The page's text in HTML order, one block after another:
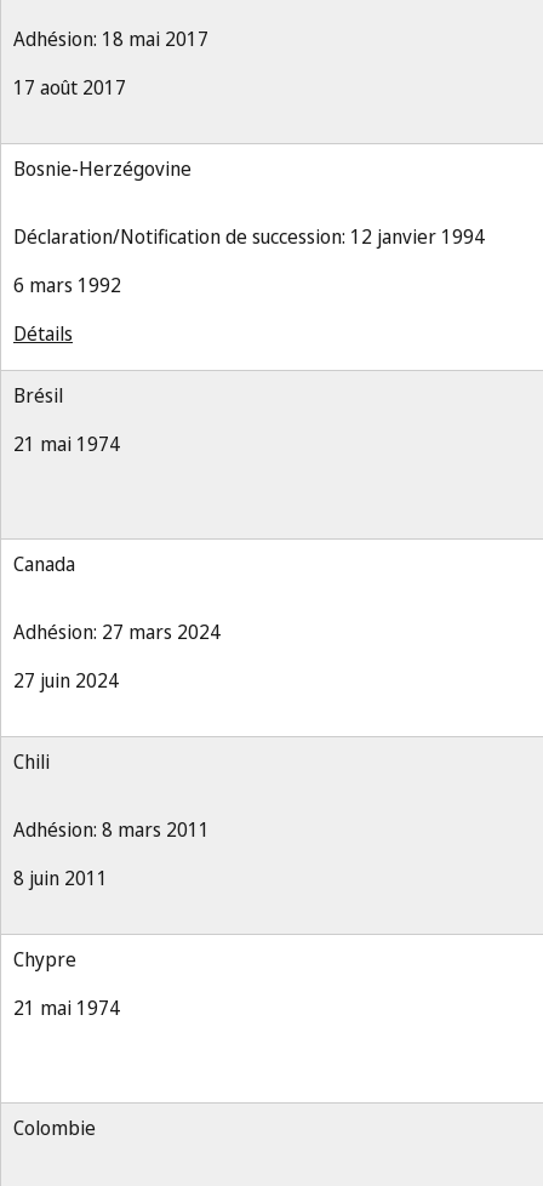
Adhésion: 18 mai 2017
17 août 2017
Bosnie-Herzégovine
Déclaration/Notification de succession: 12 janvier 1994
6 mars 1992
Détails
Brésil
21 mai 1974
Canada
Adhésion: 27 mars 2024
27 juin 2024
Chili
Adhésion: 8 mars 2011
8 juin 2011
Chypre
21 mai 1974
Colombie